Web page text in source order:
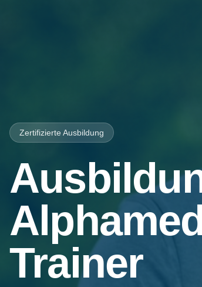
Zertifizierte Ausbildung
Trainer